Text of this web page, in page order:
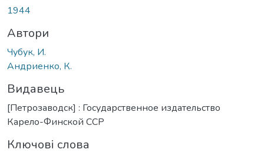
1944
Автори
Чубук, И.
Андриенко, К.
Видавець
[Петрозаводск] : Государственное издательство
Карело-Финской ССР
Ключові слова